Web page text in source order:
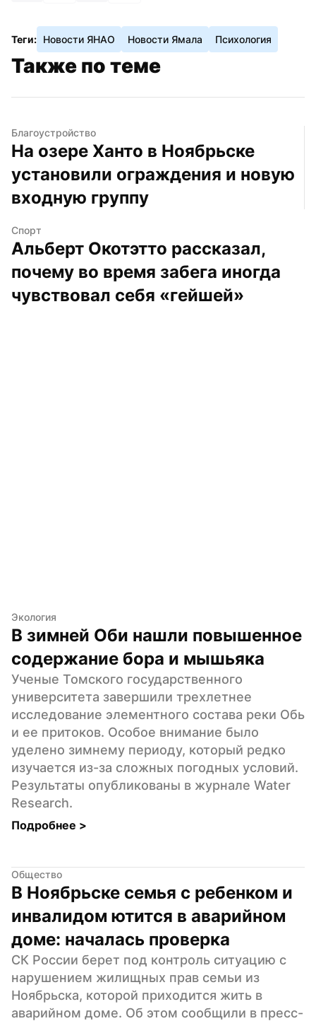
Теги: Новости ЯНАО Новости Ямала Психология
Также по теме
Благоустройство
На озере Ханто в Ноябрьске
установили ограждения и новую
входную группу
Спорт
Альберт Окотэтто рассказал,
почему во время забега иногда
чувствовал себя «гейшей»
Экология
В зимней Оби нашли повышенное
содержание бора и мышьяка
Ученые Томского государственного
университета завершили трехлетнее
исследование элементного состава реки Обь
и ее притоков. Особое внимание было
уделено зимнему периоду, который редко
изучается из-за сложных погодных условий.
Результаты опубликованы в журнале Water
Research.
Подробнее >
Общество
В Ноябрьске семья с ребенком и
инвалидом ютится в аварийном
доме: началась проверка
СК России берет под контроль ситуацию с
нарушением жилищных прав семьи из
Ноябрьска, которой приходится жить в
аварийном доме. Об этом сообщили в пресс-